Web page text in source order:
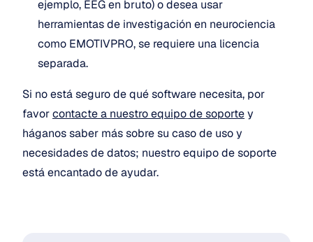
ejemplo, EEG en bruto) o desea usar
herramientas de investigación en neurociencia
como EMOTIVPRO, se requiere una licencia
separada.
Si no está seguro de qué software necesita, por
favor contacte a nuestro equipo de soporte y
háganos saber más sobre su caso de uso y
necesidades de datos; nuestro equipo de soporte
está encantado de ayudar.